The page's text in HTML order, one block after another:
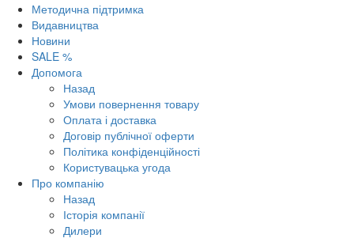
Методична підтримка
Видавництва
Новини
SALE %
Допомога
Назад
Умови повернення товару
Оплата і доставка
Договір публічної оферти
Політика конфіденційності
Користувацька угода
Про компанію
Назад
Історія компанії
Дилери